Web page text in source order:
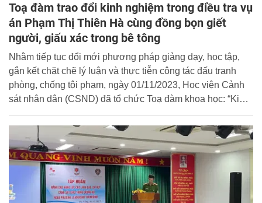
Toạ đàm trao đổi kinh nghiệm trong điều tra vụ
án Phạm Thị Thiên Hà cùng đồng bọn giết
người, giấu xác trong bê tông
Nhằm tiếp tục đổi mới phương pháp giảng dạy, học tập,
gắn kết chặt chẽ lý luận và thực tiễn công tác đấu tranh
phòng, chống tội phạm, ngày 01/11/2023, Học viện Cảnh
sát nhân dân (CSND) đã tổ chức Toạ đàm khoa học: “Kinh
giết người, giấu xác trong bê tông của Công an tỉnh Bình
Dương”.